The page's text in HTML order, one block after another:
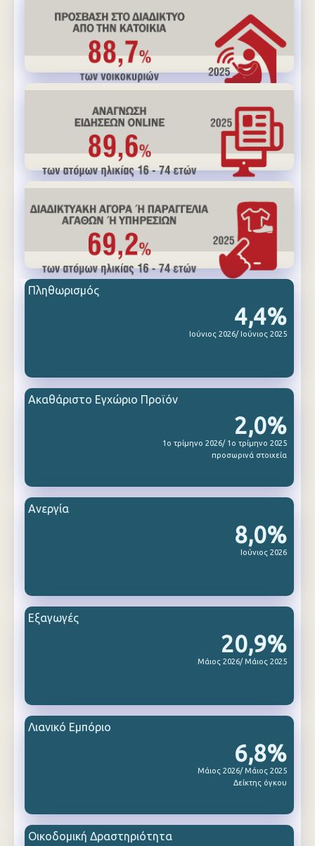
4,4%
Ιούνιος 2026/ Ιούνιος 2025
Πληθωρισμός
2,0%
1ο τρίμηνο 2026/ 1ο τρίμηνο 2025
προσωρινά στοιχεία
Ακαθάριστο Εγχώριο Προϊόν
8,0%
Ιούνιος 2026
Ανεργία
20,9%
Μάιος 2026/ Μάιος 2025
Εξαγωγές
6,8%
Μάιος 2026/ Μάιος 2025
Δείκτης όγκου
Λιανικό Εμπόριο
Οικοδομική Δραστηριότητα